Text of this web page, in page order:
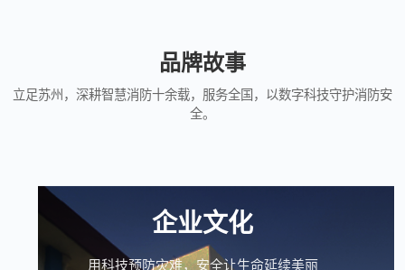
品牌故事
立足苏州，深耕智慧消防十余载，服务全国，以数字科技守护消防安
全。
企业文化
用科技预防灾难，安全让生命延续美丽